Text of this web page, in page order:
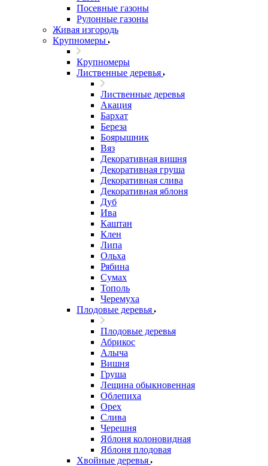
Посевные газоны
Рулонные газоны
Живая изгородь
Крупномеры
Крупномеры
Лиственные деревья
Лиственные деревья
Акация
Бархат
Береза
Боярышник
Вяз
Декоративная вишня
Декоративная груша
Декоративная слива
Декоративная яблоня
Дуб
Ива
Каштан
Клен
Липа
Ольха
Рябина
Сумах
Тополь
Черемуха
Плодовые деревья
Плодовые деревья
Абрикос
Алыча
Вишня
Груша
Лещина обыкновенная
Облепиха
Орех
Слива
Черешня
Яблоня колоновидная
Яблоня плодовая
Хвойные деревья